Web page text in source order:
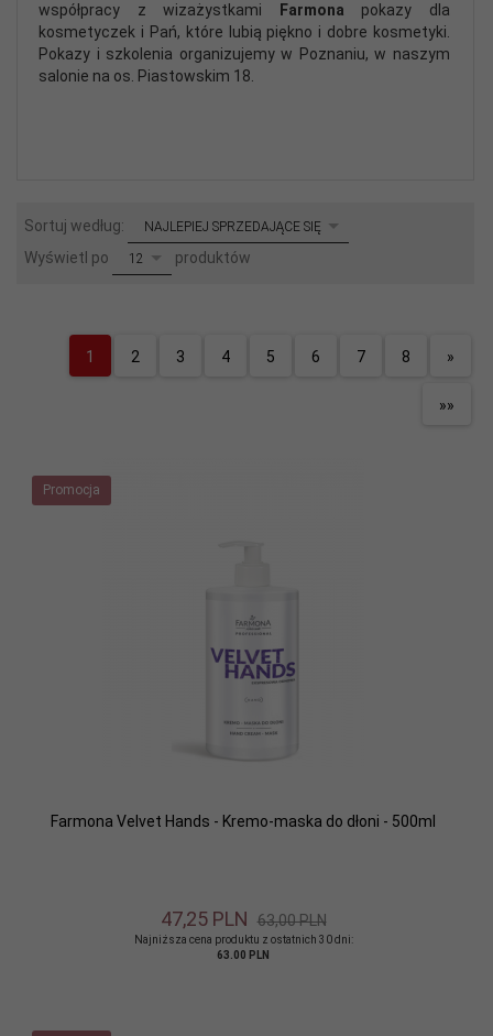
współpracy z wizażystkami Farmona pokazy dla
kosmetyczek i Pań, które lubią piękno i dobre kosmetyki.
Pokazy i szkolenia organizujemy w Poznaniu, w naszym
salonie na os. Piastowskim 18.
Sortuj według: sortNAJLEPIEJ SPRZEDAJĄCE SIĘ
Wyświetl po pop12 produktów
1 2 3 4 5 6 7 8 »
»»
Promocja
Farmona Velvet Hands - Kremo-maska do dłoni - 500ml
47,25 PLN 63,00 PLN
Najniższa cena produktu z ostatnich 30 dni:
63.00 PLN